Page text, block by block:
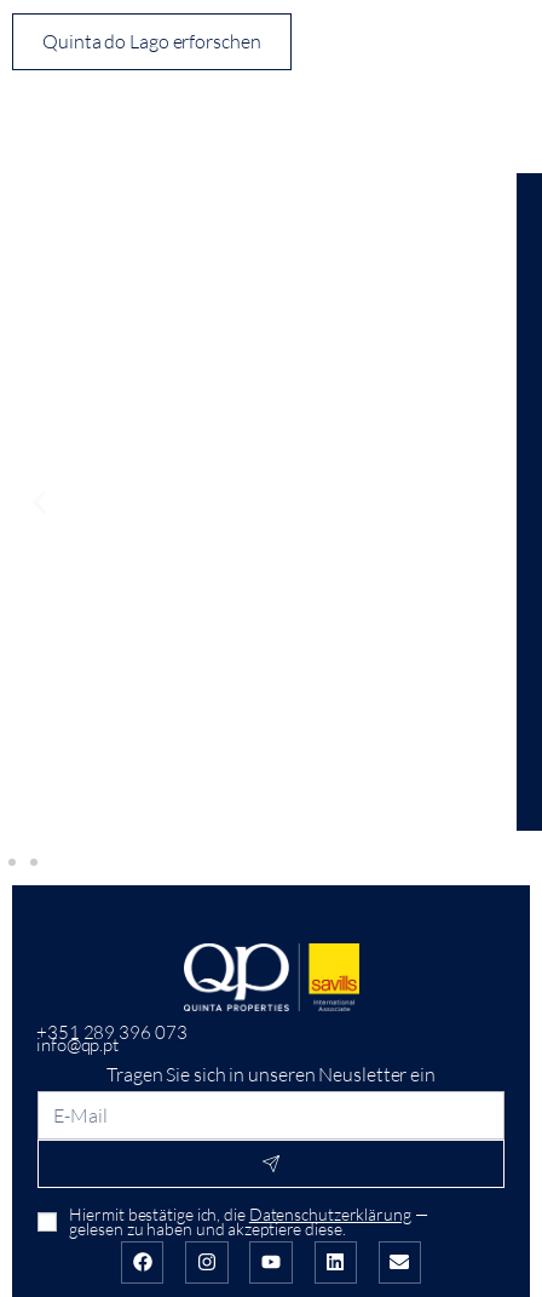
Quinta do Lago erforschen
+351 289 396 073
info@qp.pt
Tragen Sie sich in unseren Neusletter ein
Hiermit bestätige ich, die Datenschutzerklärung—
gelesen zu haben und akzeptiere diese.